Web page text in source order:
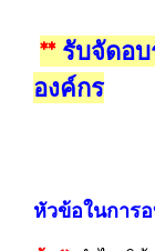
**รับจัดอบ
องค์กร
หัวข้อในการ